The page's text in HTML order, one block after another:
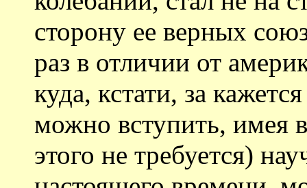
сторону ее верных
раз в отличии от
куда, кстати, за
можно вступить, имея
этого не требуется)